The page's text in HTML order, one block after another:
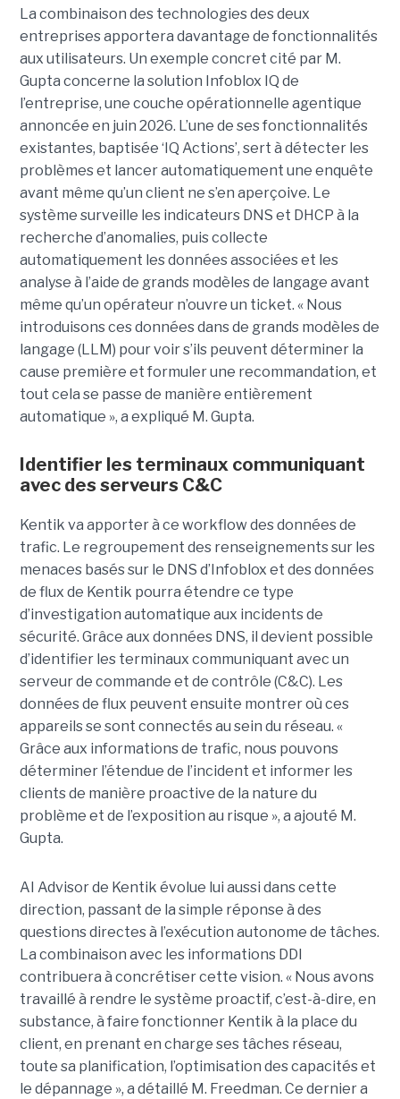
La combinaison des technologies des deux
entreprises apportera davantage de fonctionnalités
aux utilisateurs. Un exemple concret cité par M.
Gupta concerne la solution Infoblox IQ de
l’entreprise, une couche opérationnelle agentique
annoncée en juin 2026. L’une de ses fonctionnalités
existantes, baptisée ‘IQ Actions’, sert à détecter les
problèmes et lancer automatiquement une enquête
avant même qu’un client ne s’en aperçoive. Le
système surveille les indicateurs DNS et DHCP à la
recherche d’anomalies, puis collecte
automatiquement les données associées et les
analyse à l’aide de grands modèles de langage avant
même qu’un opérateur n’ouvre un ticket. « Nous
introduisons ces données dans de grands modèles de
langage (LLM) pour voir s’ils peuvent déterminer la
cause première et formuler une recommandation, et
tout cela se passe de manière entièrement
automatique », a expliqué M. Gupta.
Identifier les terminaux communiquant
avec des serveurs C&C
Kentik va apporter à ce workflow des données de
trafic. Le regroupement des renseignements sur les
menaces basés sur le DNS d’Infoblox et des données
de flux de Kentik pourra étendre ce type
d’investigation automatique aux incidents de
sécurité. Grâce aux données DNS, il devient possible
d’identifier les terminaux communiquant avec un
serveur de commande et de contrôle (C&C). Les
données de flux peuvent ensuite montrer où ces
appareils se sont connectés au sein du réseau. «
Grâce aux informations de trafic, nous pouvons
déterminer l’étendue de l’incident et informer les
clients de manière proactive de la nature du
problème et de l’exposition au risque », a ajouté M.
Gupta.
AI Advisor de Kentik évolue lui aussi dans cette
direction, passant de la simple réponse à des
questions directes à l’exécution autonome de tâches.
La combinaison avec les informations DDI
contribuera à concrétiser cette vision. « Nous avons
travaillé à rendre le système proactif, c’est-à-dire, en
substance, à faire fonctionner Kentik à la place du
client, en prenant en charge ses tâches réseau,
toute sa planification, l’optimisation des capacités et
le dépannage », a détaillé M. Freedman. Ce dernier a